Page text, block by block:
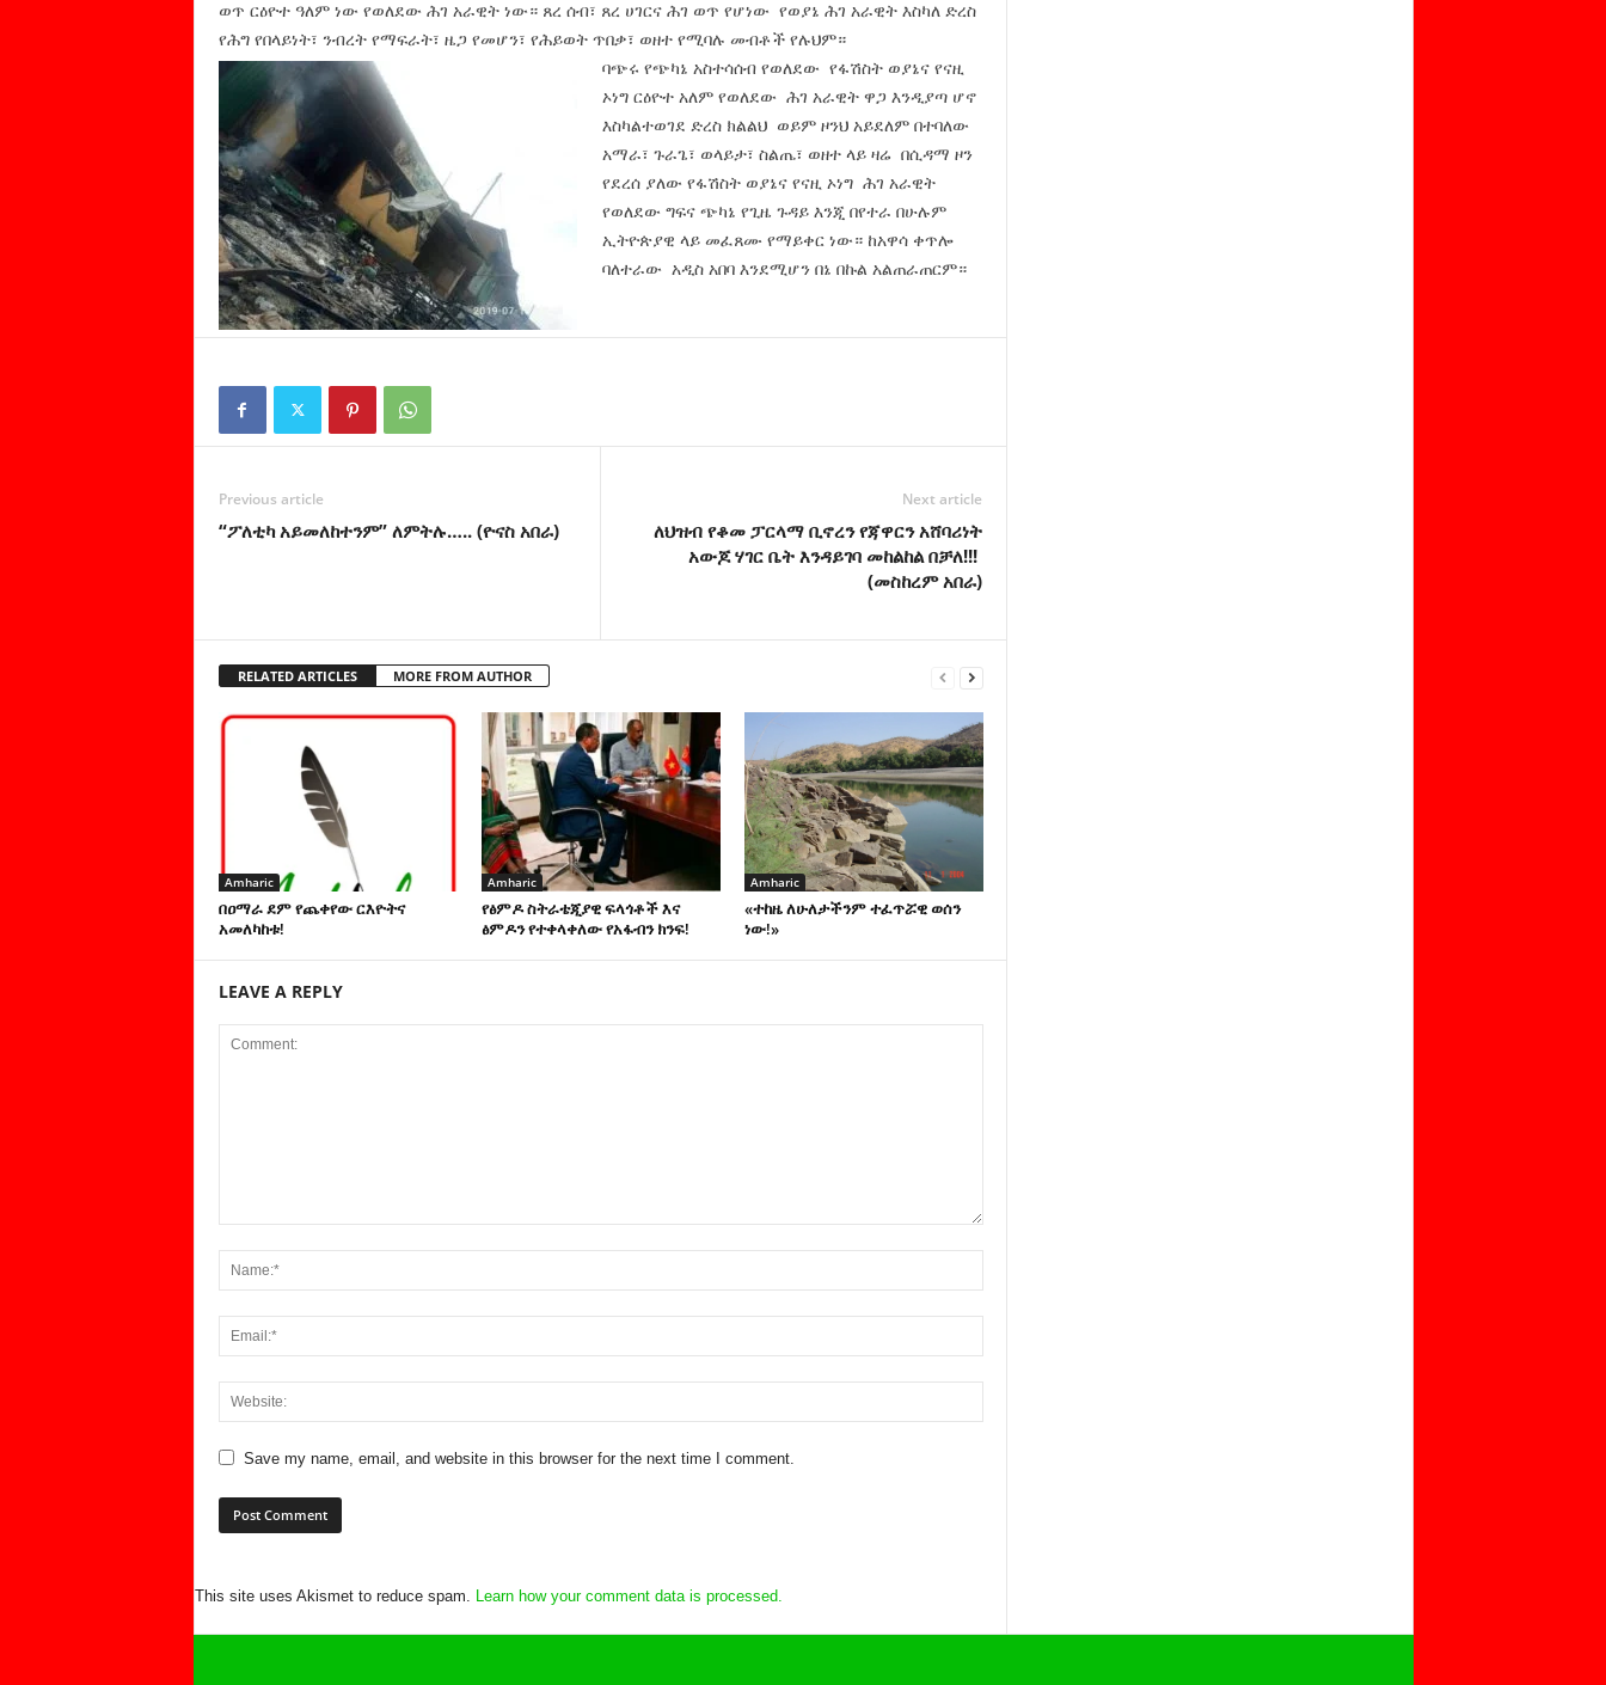
ወጥ ርዕዮተ ዓለም ነው የወለደው ሕገ አራዊት ነው። ጸረ ሰብ፣ ጸረ ሀገርና ሕገ ወጥ የሆነው የወያኔ ሕገ አራዊት እስካለ ድረስ
የሕግ የበላይነት፣ ንብረት የማፍራት፣ ዜጋ የመሆን፣ የሕይወት ጥበቃ፣ ወዘተ የሚባሉ መብቶች የሉህም።
ባጭሩ የጭካኔ አስተሳሰብ የወለደው የፋሽስት ወያኔና የናዚ
ኦነግ ርዕዮተ አለም የወለደው ሕገ አራዊት ዋጋ እንዲያጣ ሆኖ
እስካልተወገደ ድረስ ክልልህ ወይም ዞንህ አይደለም በተባለው
አማራ፣ ጉራጌ፣ ወላይታ፣ ስልጤ፣ ወዘተ ላይ ዛሬ በሲዳማ ዞን
የደረሰ ያለው የፋሽስት ወያኔና የናዚ ኦነግ ሕገ አራዊት
የወለደው ግፍና ጭካኔ የጊዜ ጉዳይ እንጂ በየተራ በሁሉም
ኢትዮጵያዊ ላይ መፈጸሙ የማይቀር ነው። ከአዋሳ ቀጥሎ
ባለተራው አዲስ አበባ እንደሚሆን በኔ በኩል አልጠራጠርም።
Previous article
“ፖለቲካ አይመለከተንም” ለምትሉ….. (ዮናስ አበራ)
Next article
ለህዝብ የቆመ ፓርላማ ቢኖረን የጃዋርን አሸባሪነት
አውጆ ሃገር ቤት እንዳይገባ መከልከል በቻለ!!!
(መስከረም አበራ)
RELATED ARTICLES MORE FROM AUTHOR
Amharic
በዐማራ ደም የጨቀየው ርእዮትና
አመለካከቱ!
Amharic
የፅምዶ ስትራቴጂያዊ ፍላጎቶች እና
ፅምዶን የተቀላቀለው የአፋብን ክንፍ!
Amharic
«ተከዜ ለሁለታችንም ተፈጥሯዊ ወሰን
ነው!»
LEAVE A REPLY
Save my name, email, and website in this browser for the next time I comment.
This site uses Akismet to reduce spam. Learn how your comment data is processed.